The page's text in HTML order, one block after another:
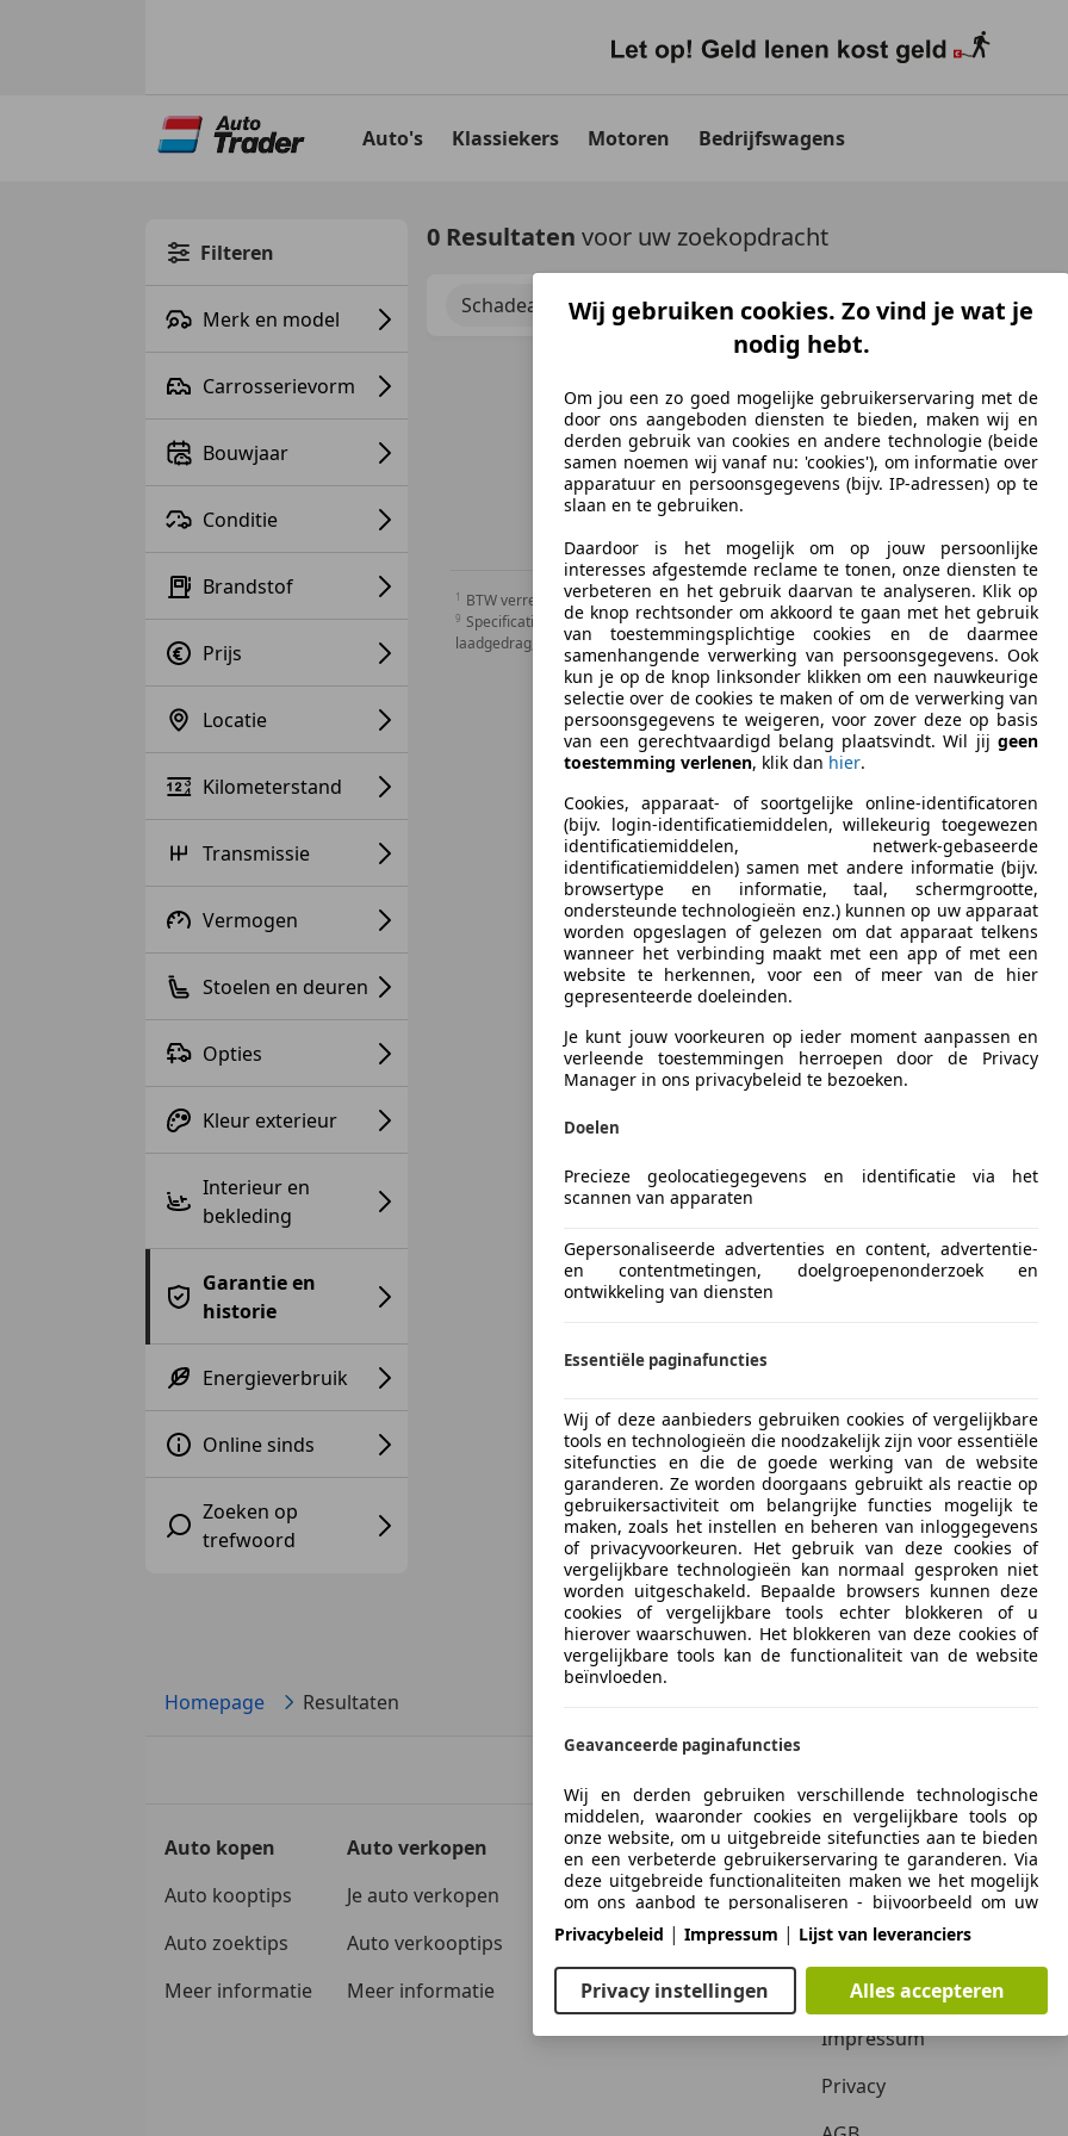
Auto's Klassiekers Motoren Bedrijfswagens
Filteren
Merk en model
Carrosserievorm
Bouwjaar
Conditie
Brandstof
Prijs
Locatie
Kilometerstand
Transmissie
Vermogen
Stoelen en deuren
Opties
Kleur exterieur
Interieur en
bekleding
Garantie en
historie
Energieverbruik
Online sinds
Zoeken op
trefwoord
0 Resultaten voor uw zoekopdracht
Schadeauto's tonen
Ontdek vergelijkbare
Niet precies je zoekopdracht, maar misschien
BTW verrekenbaar
Specificatie van de fabrikant voor nieuwe voertuigen. Afhankelijk van de kilometerstand,
laadgedrag, kan de radius van occasies aanzienlijk variëren.
Homepage Resultaten
Auto kopen
Auto kooptips
Auto zoektips
Meer informatie
Auto verkopen
Je auto verkopen
Auto verkooptips
Meer informatie
Zakelijk
Adverteren autobedrijven
Inloggen autobedrijven
Autobedrijven in Nederland
Over ons
Over ons / Contact
Adverteren
Vacatures
Impressum
Privacy
Wij gebruiken cookies. Zo vind je wat je
nodig hebt.
Om jou een zo goed mogelijke gebruikerservaring met de
door ons aangeboden diensten te bieden, maken wij en
derden gebruik van cookies en andere technologie (beide
samen noemen wij vanaf nu: 'cookies'), om informatie over
apparatuur en persoonsgegevens (bijv. IP-adressen) op te
slaan en te gebruiken.
Daardoor is het mogelijk om op jouw persoonlijke
interesses afgestemde reclame te tonen, onze diensten te
verbeteren en het gebruik daarvan te analyseren. Klik op
de knop rechtsonder om akkoord te gaan met het gebruik
van toestemmingsplichtige cookies en de daarmee
samenhangende verwerking van persoonsgegevens. Ook
kun je op de knop linksonder klikken om een nauwkeurige
selectie over de cookies te maken of om de verwerking van
persoonsgegevens te weigeren, voor zover deze op basis
van een gerechtvaardigd belang plaatsvindt. Wil jij geen
toestemming verlenen, klik dan hier.
Cookies, apparaat- of soortgelijke online-identificatoren
(bijv. login-identificatiemiddelen, willekeurig toegewezen
identificatiemiddelen, netwerk-gebaseerde
identificatiemiddelen) samen met andere informatie (bijv.
browsertype en informatie, taal, schermgrootte,
ondersteunde technologieën enz.) kunnen op uw apparaat
worden opgeslagen of gelezen om dat apparaat telkens
wanneer het verbinding maakt met een app of met een
website te herkennen, voor een of meer van de hier
gepresenteerde doeleinden.
Je kunt jouw voorkeuren op ieder moment aanpassen en
verleende toestemmingen herroepen door de Privacy
Manager in ons privacybeleid te bezoeken.
Doelen
Precieze geolocatiegegevens en identificatie via het
scannen van apparaten
Gepersonaliseerde advertenties en content, advertentie-
en contentmetingen, doelgroepenonderzoek en
ontwikkeling van diensten
Essentiële paginafuncties
Wij of deze aanbieders gebruiken cookies of vergelijkbare
tools en technologieën die noodzakelijk zijn voor essentiële
sitefuncties en die de goede werking van de website
garanderen. Ze worden doorgaans gebruikt als reactie op
gebruikersactiviteit om belangrijke functies mogelijk te
maken, zoals het instellen en beheren van inloggegevens
of privacyvoorkeuren. Het gebruik van deze cookies of
vergelijkbare technologieën kan normaal gesproken niet
worden uitgeschakeld. Bepaalde browsers kunnen deze
cookies of vergelijkbare tools echter blokkeren of u
hierover waarschuwen. Het blokkeren van deze cookies of
vergelijkbare tools kan de functionaliteit van de website
beïnvloeden.
Geavanceerde paginafuncties
Wij en derden gebruiken verschillende technologische
middelen, waaronder cookies en vergelijkbare tools op
onze website, om u uitgebreide sitefuncties aan te bieden
en een verbeterde gebruikerservaring te garanderen. Via
deze uitgebreide functionaliteiten maken we het mogelijk
om ons aanbod te personaliseren - bijvoorbeeld om uw
zoekopdrachten bij een later bezoek voort te zetten, om u
geschikte aanbiedingen in uw regio te tonen of om
gepersonaliseerde advertenties en berichten te
verstrekken en te evalueren. Wij slaan uw e-mailadres
lokaal op wanneer u dit opgeeft voor opgeslagen
de prijsbeoordeling. Dit vergemakkelijkt het gebruik van
hoeft in te voeren. Met uw toestemming wordt op gebruik
Privacybeleid | Impressum | Lijst van leveranciers
Privacy instellingen Alles accepteren